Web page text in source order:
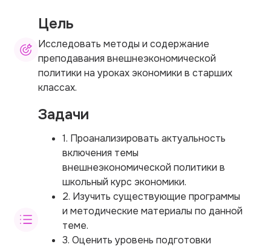
Цель
Исследовать методы и содержание
преподавания внешнеэкономической
политики на уроках экономики в старших
классах.
Задачи
1. Проанализировать актуальность
включения темы
внешнеэкономической политики в
школьный курс экономики.
2. Изучить существующие программы
и методические материалы по данной
теме.
3. Оценить уровень подготовки